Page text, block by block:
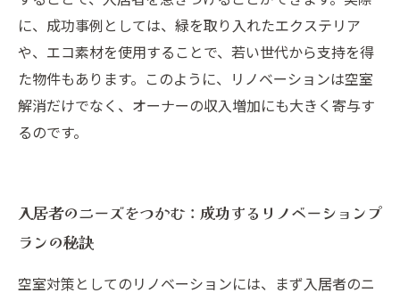
に、成功事例としては、緑を取り入れたエクステリア
や、エコ素材を使用することで、若い世代から支持を得
た物件もあります。このように、リノベーションは空室
解消だけでなく、オーナーの収入増加にも大きく寄与す
るのです。
入居者のニーズをつかむ：成功するリノベーションプ
ランの秘訣
空室対策としてのリノベーションには、まず入居者のニ